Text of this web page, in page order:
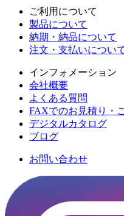
ご利用について
製品について
納期・納品について
注文・支払いについ
インフォメーション
会社概要
よくある質問
FAXでのお見積り・
デジタルカタログ
ブログ
お問い合わせ